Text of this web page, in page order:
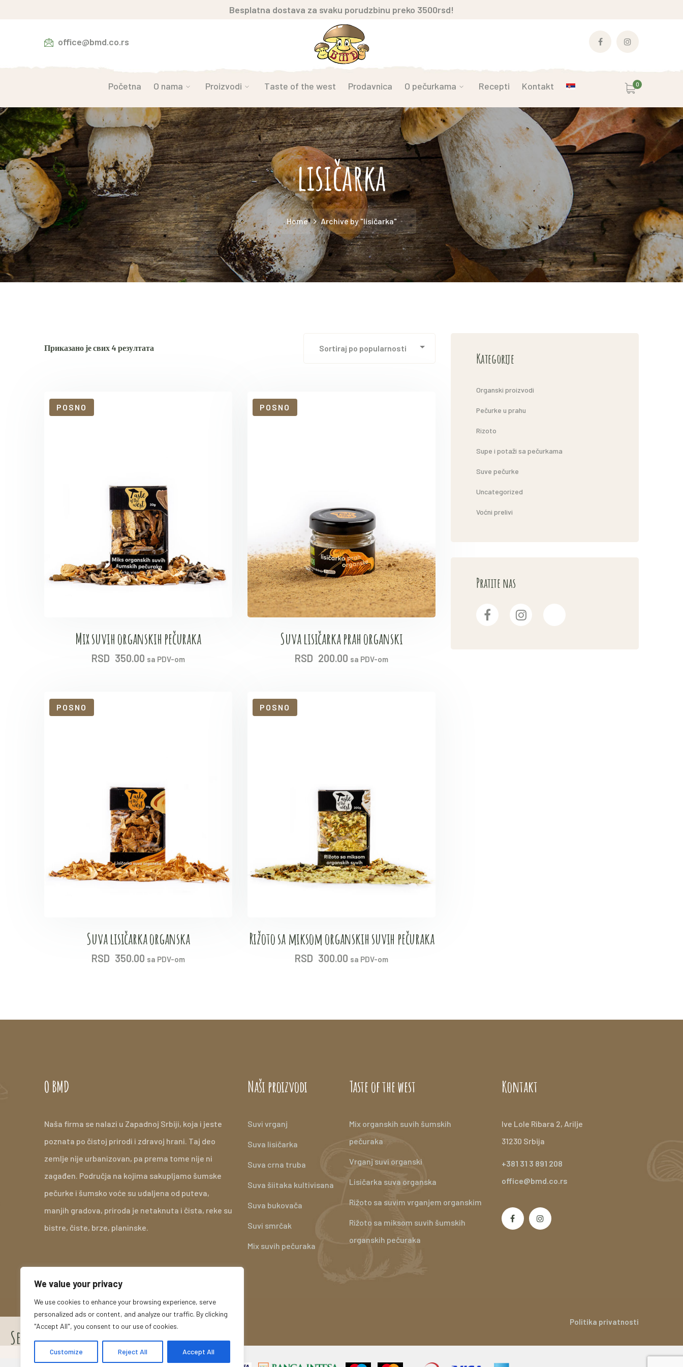
We value your privacy
We use cookies to enhance your browsing experience, serve
personalized ads or content, and analyze our traffic. By clicking
"Accept All", you consent to our use of cookies.
Customize Reject All Accept All
Besplatna dostava za svaku porudzbinu preko 3500rsd!
office@bmd.co.rs FacebookInstagram
0
Početna O nama Proizvodi Taste of the west Prodavnica O pečurkama Recepti Kontakt
lisičarka
Home Archive by "lisičarka"
Приказано је свих 4 резултата
POSNO
Mix suvih organskih pečuraka
RSD 350.00 sa PDV-om
POSNO
Suva lisičarka prah organski
RSD 200.00 sa PDV-om
POSNO
Suva lisičarka organska
RSD 350.00 sa PDV-om
POSNO
Rižoto sa miksom organskih suvih pečuraka
RSD 300.00 sa PDV-om
Kategorije
Organski proizvodi
Pečurke u prahu
Rizoto
Supe i potaži sa pečurkama
Suve pečurke
Uncategorized
Voćni prelivi
Pratite nas
O BMD
Naša firma se nalazi u Zapadnoj Srbiji, koja i jeste
poznata po čistoj prirodi i zdravoj hrani. Taj deo
zemlje nije urbanizovan, pa prema tome nije ni
zagađen. Područja na kojima sakupljamo šumske
pečurke i šumsko voće su udaljena od puteva,
manjih gradova, priroda je netaknuta i čista, reke su
bistre, čiste, brze, planinske.
Sertifikati
Naši proizvodi
Suvi vrganj
Suva lisičarka
Suva crna truba
Suva šiitaka kultivisana
Suva bukovača
Suvi smrčak
Mix suvih pečuraka
Taste of the west
Mix organskih suvih šumskih
pečuraka
Vrganj suvi organski
Lisičarka suva organska
Rižoto sa suvim vrganjem organskim
Rižoto sa miksom suvih šumskih
organskih pečuraka
Kontakt
Ive Lole Ribara 2, Arilje
31230 Srbija
+381 31 3 891 208
office@bmd.co.rs
Sva prava zadržana - BMD Arilje - 2021 Politika privatnosti